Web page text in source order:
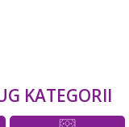
KATEGORII